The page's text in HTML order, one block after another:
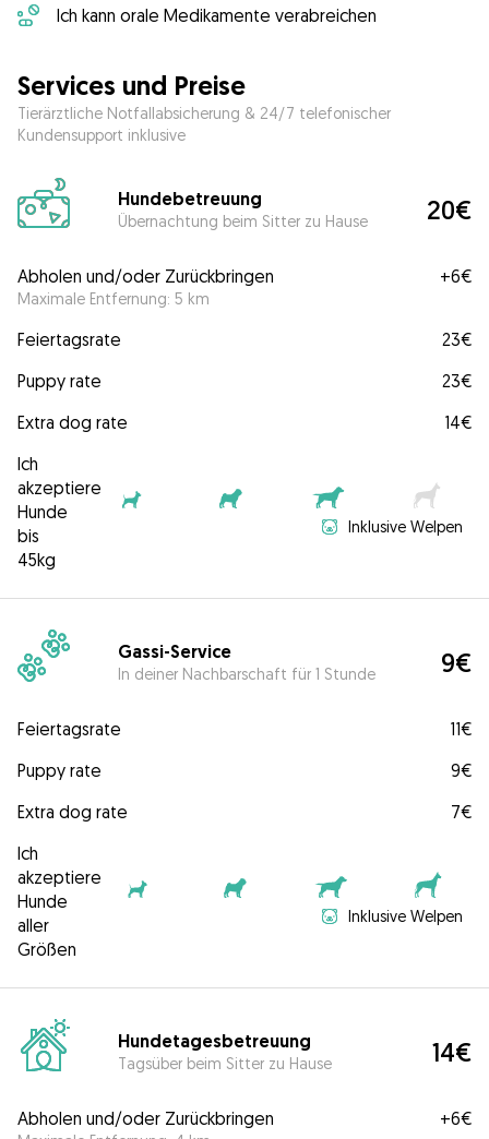
Ich kann orale Medikamente verabreichen
Services und Preise
Tierärztliche Notfallabsicherung & 24/7 telefonischer
Kundensupport inklusive
Hundebetreuung
Übernachtung beim Sitter zu Hause 20€
Abholen und/oder Zurückbringen
Maximale Entfernung: 5 km
+6€
Feiertagsrate
23€
Puppy rate
23€
Extra dog rate
14€
Ich
akzeptiere
Hunde
bis
45kg
Inklusive Welpen
Gassi-Service
In deiner Nachbarschaft für 1 Stunde 9€
Feiertagsrate
11€
Puppy rate
9€
Extra dog rate
7€
Ich
akzeptiere
Hunde
aller
Größen
Inklusive Welpen
Hundetagesbetreuung
Tagsüber beim Sitter zu Hause 14€
Abholen und/oder Zurückbringen +6€